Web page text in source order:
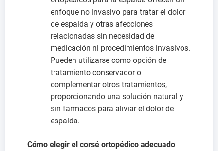
enfoque no invasivo para tratar el dolor
de espalda y otras afecciones
relacionadas sin necesidad de
medicación ni procedimientos invasivos.
Pueden utilizarse como opción de
tratamiento conservador o
complementar otros tratamientos,
proporcionando una solución natural y
sin fármacos para aliviar el dolor de
espalda.
Cómo elegir el corsé ortopédico adecuado